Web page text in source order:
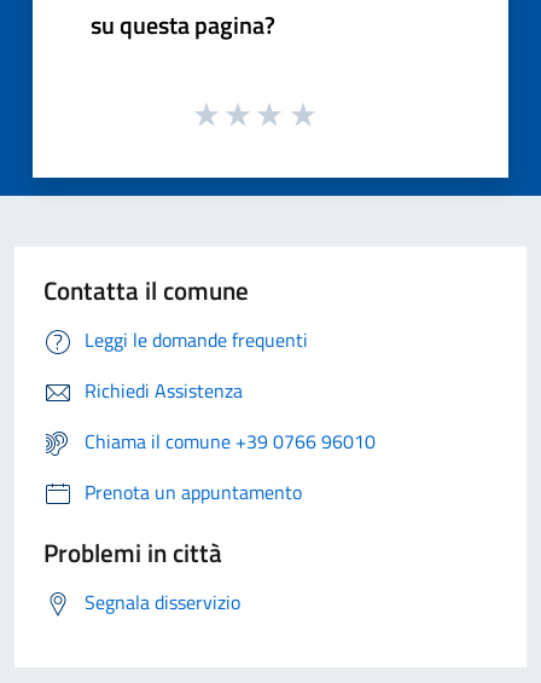
su questa pagina?
Contatta il comune
Leggi le domande frequenti
Richiedi Assistenza
Chiama il comune +39 0766 96010
Prenota un appuntamento
Problemi in città
Segnala disservizio